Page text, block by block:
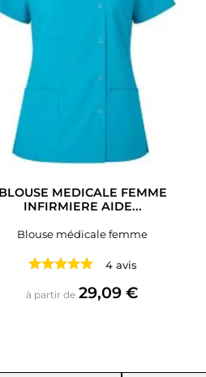
BLOUSE MEDICALE FEMME
INFIRMIERE AIDE...
Blouse médicale femme
4 avis
à partir de Prix
29,09 €